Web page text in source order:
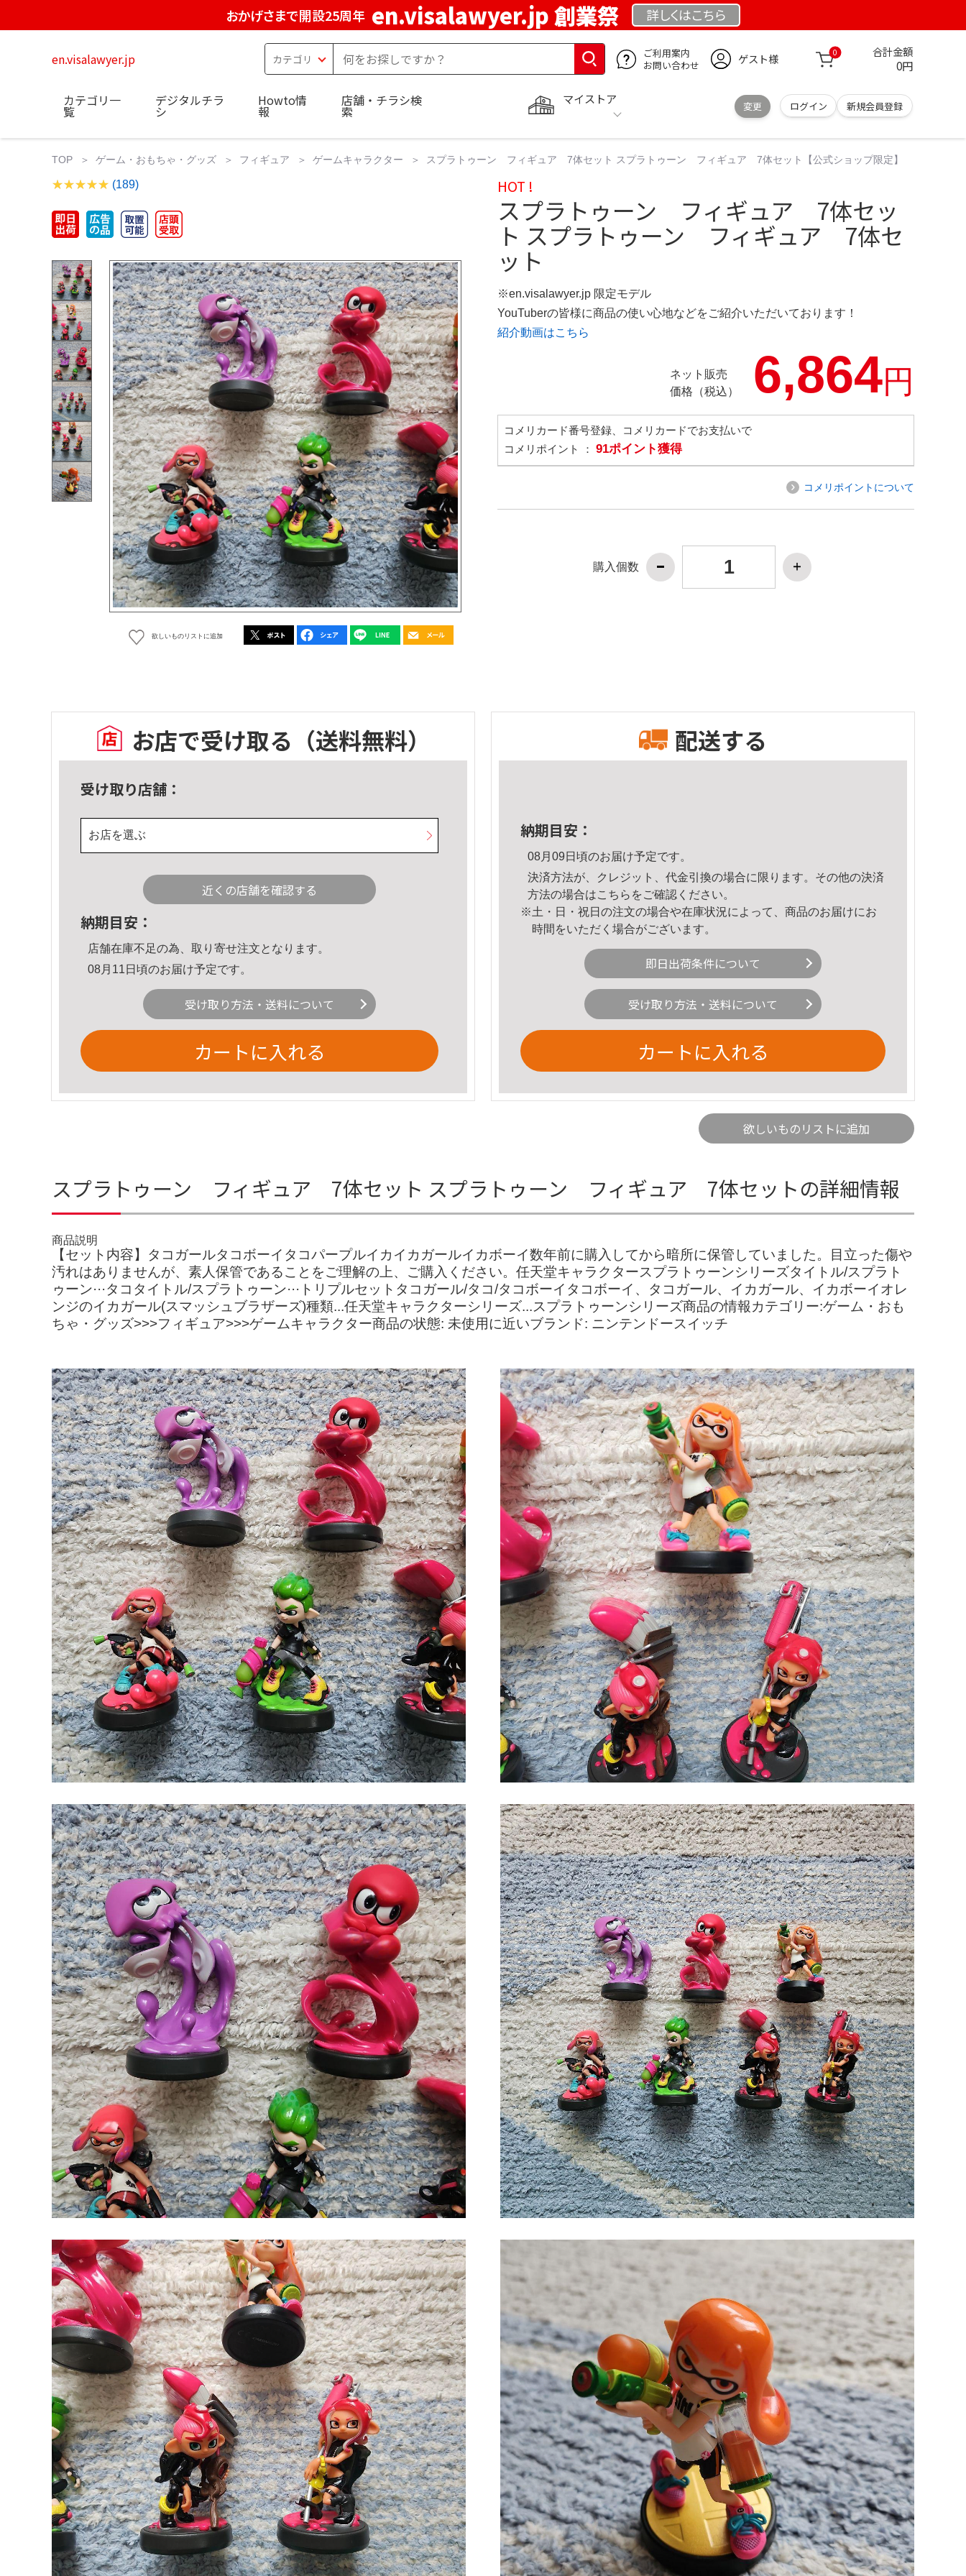
おかげさまで開設25周年 en.visalawyer.jp 創業祭 詳しくはこちら
en.visalawyer.jp
ご利用案内
お問い合わせ
ゲスト様 0 合計金額
0円
マイストア
変更 ログイン 新規会員登録
カテゴリ一
覧
デジタルチラ
シ
Howto情
報
店舗・チラシ検
索
TOP ゲーム・おもちゃ・グッズ フィギュア ゲームキャラクター スプラトゥーン フィギュア 7体セット スプラトゥーン フィギュア 7体セット【公式ショップ限定】
(189)
欲しいものリストに追加
HOT !
スプラトゥーン フィギュア 7体セッ
ト スプラトゥーン フィギュア 7体セ
ット
※en.visalawyer.jp 限定モデル
YouTuberの皆様に商品の使い心地などをご紹介いただいております！
紹介動画はこちら
ネット販売
価格（税込）
6,864円
コメリカード番号登録、コメリカードでお支払いで
コメリポイント ： 91ポイント獲得
コメリポイントについて
購入個数
お店で受け取る （送料無料）
受け取り店舗：
お店を選ぶ
近くの店舗を確認する
納期目安：
店舗在庫不足の為、取り寄せ注文となります。
08月11日頃のお届け予定です。
受け取り方法・送料について
カートに入れる
配送する
納期目安：
08月09日頃のお届け予定です。
決済方法が、クレジット、代金引換の場合に限ります。その他の決済
方法の場合はこちら をご確認ください。
※土・日・祝日の注文の場合や在庫状況によって、商品のお届けにお
時間をいただく場合がございます。
即日出荷条件について
受け取り方法・送料について
カートに入れる
欲しいものリストに追加
スプラトゥーン フィギュア 7体セット スプラトゥーン フィギュア 7体セットの詳細情報
商品説明
【セット内容】タコガールタコボーイタコパープルイカイカガールイカボーイ数年前に購入してから暗所に保管していました。目立った傷や
汚れはありませんが、素人保管であることをご理解の上、ご購入ください。任天堂キャラクタースプラトゥーンシリーズタイトル/スプラト
ゥーン···タコタイトル/スプラトゥーン···トリプルセットタコガール/タコ/タコボーイタコボーイ、タコガール、イカガール、イカボーイオレ
ンジのイカガール(スマッシュブラザーズ)種類...任天堂キャラクターシリーズ...スプラトゥーンシリーズ商品の情報カテゴリー:ゲーム・おも
ちゃ・グッズ>>>フィギュア>>>ゲームキャラクター商品の状態: 未使用に近いブランド: ニンテンドースイッチ